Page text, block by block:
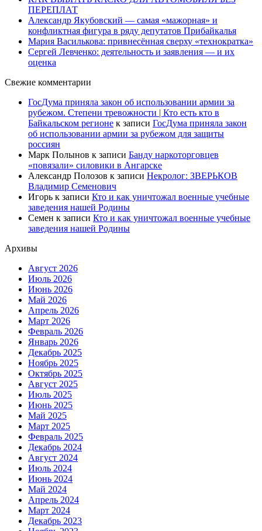
ПЕРЕПЛАТ
Александр Якубовский — самая «мажорная» и
конфликтная фигура в ряду депутатов Прибайкалья
Мария Василькова: привнесённая сверху «технократка»
Сергей Левченко: деятельность и заявления — и их
оценка
Свежие комментарии
ГосДума приняла закон об использовании армии за
рубежом. Степени тревожности | Кто есть кто в
Байкальском регионе к записи ГосДума приняла закон
об использовании армии за рубежом для защиты
россиян
Марк Полынов к записи Банду наркоторговцев
«повязали» силовики в Ангарске
Александр Полозов к записи Некролог: ЗВЕРЬКОВ
Владимир Семенович
Игорь к записи Кто и как уничтожал военные учебные
заведения нашей Родины
Семен к записи Кто и как уничтожал военные учебные
заведения нашей Родины
Архивы
Август 2026
Июль 2026
Июнь 2026
Май 2026
Апрель 2026
Март 2026
Февраль 2026
Январь 2026
Декабрь 2025
Ноябрь 2025
Октябрь 2025
Август 2025
Июль 2025
Июнь 2025
Май 2025
Март 2025
Февраль 2025
Декабрь 2024
Август 2024
Июль 2024
Июнь 2024
Май 2024
Апрель 2024
Март 2024
Декабрь 2023